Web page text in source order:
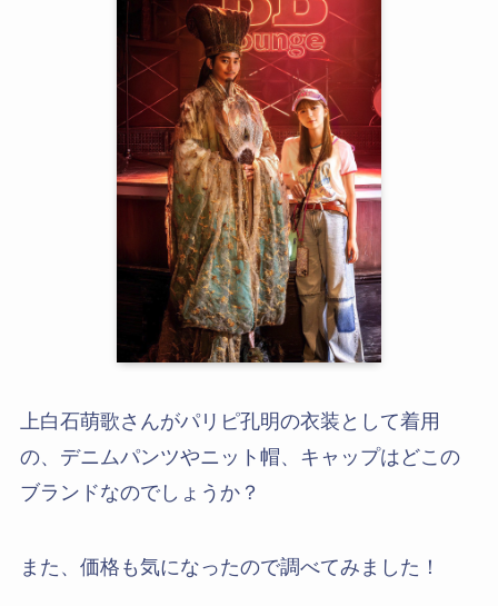
上白石萌歌さんがパリピ孔明の衣装として着用
の、デニムパンツやニット帽、キャップはどこの
ブランドなのでしょうか？
また、価格も気になったので調べてみました！